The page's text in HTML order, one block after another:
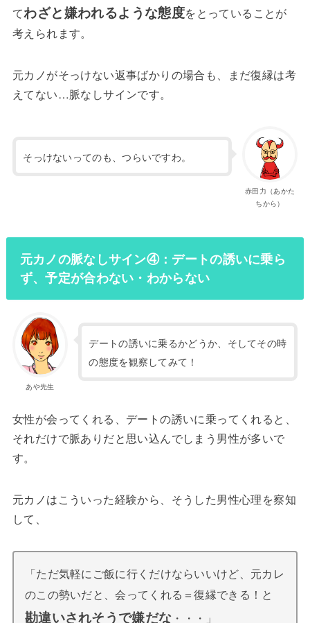
てわざと嫌われるような態度をとっていることが
考えられます。
元カノがそっけない返事ばかりの場合も、まだ復縁は考
えてない…脈なしサインです。
赤田力（あかた
ちから）
そっけないってのも、つらいですわ。
元カノの脈なしサイン④：デートの誘いに乗ら
ず、予定が合わない・わからない
あや先生
デートの誘いに乗るかどうか、そしてその時
の態度を観察してみて！
女性が会ってくれる、デートの誘いに乗ってくれると、
それだけで脈ありだと思い込んでしまう男性が多いで
す。
元カノはこういった経験から、そうした男性心理を察知
して、
「ただ気軽にご飯に行くだけならいいけど、元カレ
のこの勢いだと、会ってくれる＝復縁できる！と
勘違いされそうで嫌だな ・・・」